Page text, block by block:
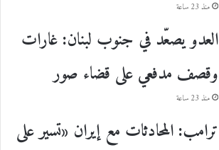
منذ 23 ساعة
العدو يصعّد في جنوب لبنان: غارات
وقصف مدفعي على قضاء صور
منذ 23 ساعة
ترامب: المحادثات مع إيران «تسير على